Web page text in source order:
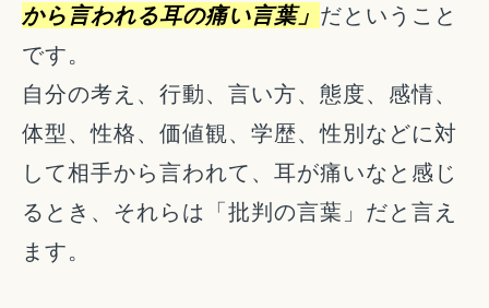
から言われる耳の痛い言葉」 だということ
です。
自分の考え、行動、言い方、態度、感情、
体型、性格、価値観、学歴、性別などに対
して相手から言われて、耳が痛いなと感じ
るとき、それらは「批判の言葉」だと言え
ます。